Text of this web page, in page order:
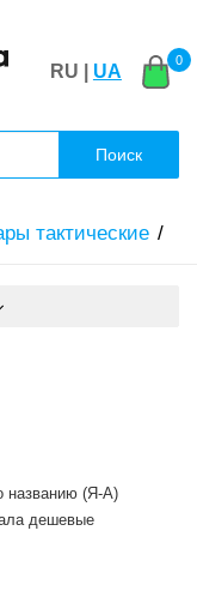
RU | UA
0
Поиск
тактические
названию (Я-А)
дешевые